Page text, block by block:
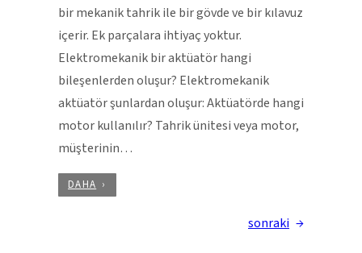
bir mekanik tahrik ile bir gövde ve bir kılavuz
içerir. Ek parçalara ihtiyaç yoktur.
Elektromekanik bir aktüatör hangi
bileşenlerden oluşur? Elektromekanik
aktüatör şunlardan oluşur: Aktüatörde hangi
motor kullanılır? Tahrik ünitesi veya motor,
müşterinin…
DAHA
sonraki →